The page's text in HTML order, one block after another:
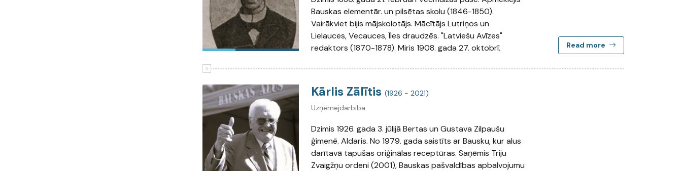
Bauskas elementār. un pilsētas skolu (1846-1850).
Vairākviet bijis mājskolotājs. Mācītājs Lutriņos un
Lielauces, Vecauces, Īles draudzēs. "Latviešu Avīzes"
redaktors (1870-1878). Miris 1908. gada 27. oktobrī.
Read more
Kārlis Zālītis (1926 - 2021)
Uzņēmējdarbība
Dzimis 1926. gada 3. jūlijā Bertas un Gustava Zilpaušu
ģimenē. Aldaris. No 1979. gada saistīts ar Bausku, kur alus
darītavā tapušas oriģinālas receptūras. Saņēmis Triju
Zvaigžņu ordeni (2001), Bauskas pašvaldības apbalvojumu